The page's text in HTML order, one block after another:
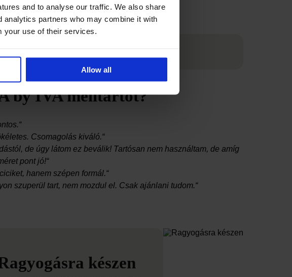
and to analyse our traffic. We also share
analytics partners who may combine it with
your use of their services.
Allow all
by IVA melltartót?
Csomagolás kiváló.“
de úgy látom ez beválik! Tartósan nem használtam, de amíg
pont jó!“
hanem szépen formál.“
szuperül tart, nem mozdul el. Csak ajánlani tudom.“
készen